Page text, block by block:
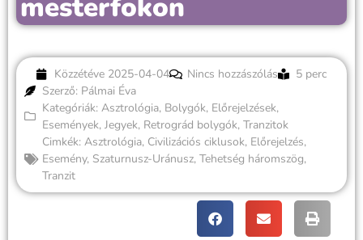
mesterfokon
Közzétéve 2025-04-04 Nincs hozzászólás
5 perc
Szerző: Pálmai Éva
Kategóriák: Asztrológia, Bolygók, Előrejelzések,
Események, Jegyek, Retrográd bolygók, Tranzitok
Cimkék: Asztrológia, Civilizációs ciklusok, Előrejelzés,
Esemény, Szaturnusz-Uránusz, Tehetség háromszög,
Tranzit